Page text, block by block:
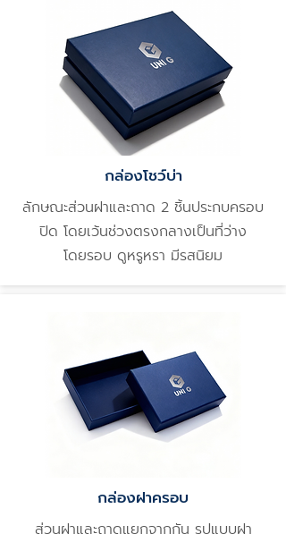
กล่องโชว์บ่า
ลักษณะส่วนฝาและถาด 2 ชิ้นประกบครอบ
ปิด โดยเว้นช่วงตรงกลางเป็นที่ว่าง
โดยรอบ ดูหรูหรา มีรสนิยม
กล่องฝาครอบ
ส่วนฝาและถาดแยกจากกัน รูปแบบฝา